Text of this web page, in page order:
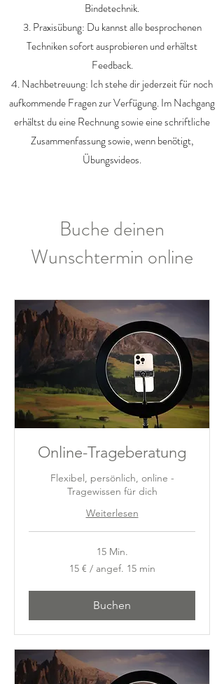
Bindetechnik.
3. Praxisübung: Du kannst alle besprochenen
Techniken sofort ausprobieren und erhältst
Feedback.
4. Nachbetreuung: Ich stehe dir jederzeit für noch
aufkommende Fragen zur Verfügung. Im Nachgang
erhältst du eine Rechnung sowie eine schriftliche
Zusammenfassung sowie, wenn benötigt,
Übungsvideos.
Buche deinen
Wunschtermin online
Online-Trageberatung
Flexibel, persönlich, online -
Tragewissen für dich
Weiterlesen
15 Min.
15 € / angef. 15 min
Buchen